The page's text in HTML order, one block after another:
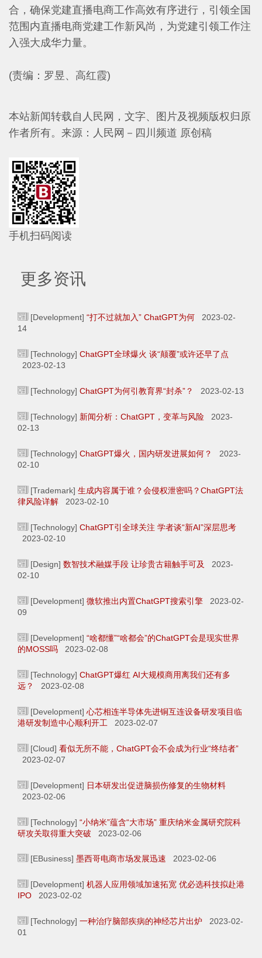
合，确保党建直播电商工作高效有序进行，引领全国
范围内直播电商党建工作新风尚，为党建引领工作注
入强大成华力量。
(责编：罗昱、高红霞)
本站新闻转载自人民网，文字、图片及视频版权归原
作者所有。 来源：人民网－四川频道 原创稿
手机扫码阅读
更多资讯
[Development] “打不过就加入” ChatGPT为何 2023-02-
14
[Technology] ChatGPT全球爆火 谈“颠覆”或许还早了点
2023-02-13
[Technology] ChatGPT为何引教育界“封杀”？ 2023-02-13
[Technology] 新闻分析：ChatGPT，变革与风险 2023-
02-13
[Technology] ChatGPT爆火，国内研发进展如何？
2023-
02-10
[Trademark] 生成内容属于谁？会侵权泄密吗？ChatGPT法
律风险详解 2023-02-10
[Technology] ChatGPT引全球关注 学者谈“新AI”深层思考
2023-02-10
[Design] 数智技术融媒手段 让珍贵古籍触手可及
2023-
02-10
[Development] 微软推出内置ChatGPT搜索引擎 2023-02-
09
[Development] “啥都懂”“啥都会”的ChatGPT会是现实世界
的MOSS吗 2023-02-08
[Technology] ChatGPT爆红 AI大规模商用离我们还有多
远？
2023-02-08
[Development] 心芯相连半导体先进铜互连设备研发项目临
港研发制造中心顺利开工 2023-02-07
[Cloud] 看似无所不能，ChatGPT会不会成为行业“终结者”
2023-02-07
[Development] 日本研发出促进脑损伤修复的生物材料
2023-02-06
[Technology] “小纳米”蕴含“大市场” 重庆纳米金属研究院科
研攻关取得重大突破 2023-02-06
[EBusiness] 墨西哥电商市场发展迅速 2023-02-06
[Development] 机器人应用领域加速拓宽 优必选科技拟赴港
IPO 2023-02-02
[Technology] 一种治疗脑部疾病的神经芯片出炉 2023-02-
01